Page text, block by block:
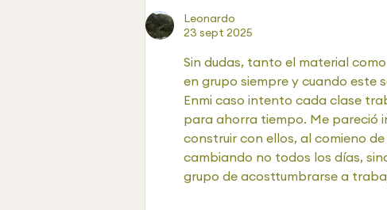
Leonardo
23 sept 2025
Sin dudas, tanto el material
en grupo siempre y cuando este
Enmi caso intento cada clase
para ahorra tiempo. Me pareció
construir con ellos, al comieno
cambiando no todos los días,
grupo de acosttumbrarse a